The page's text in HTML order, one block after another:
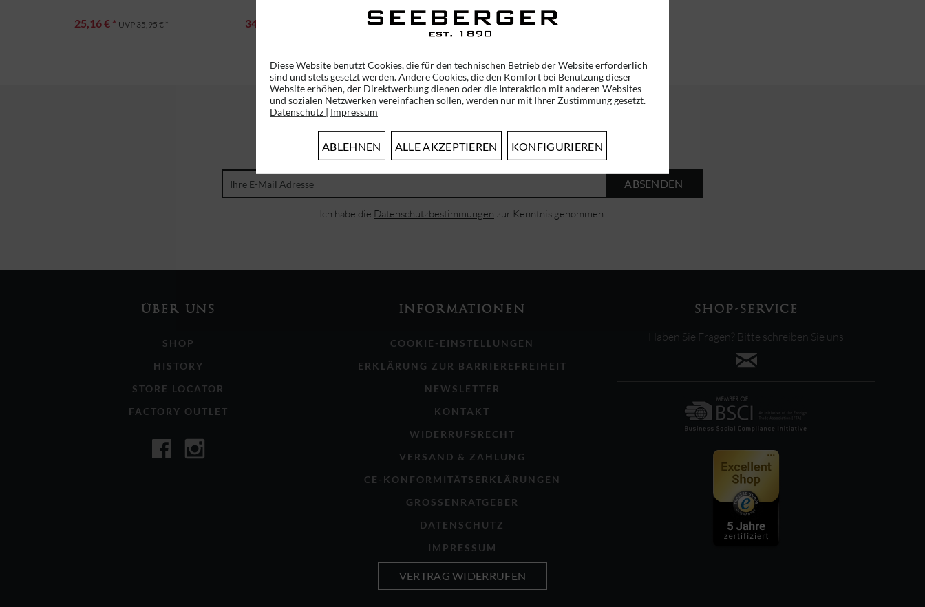
25,16 € * UVP35,95 € * 34,96 € *
ABONNIEREN SIE UNSEREN NEWSLETTER!
ERHALTEN SIE EINMALIG EINEN 5 EURO GUTSCHEIN
ABSENDEN
Ich habe die Datenschutzbestimmungen zur Kenntnis genommen.
ÜBER UNS
SHOP
HISTORY
STORE LOCATOR
FACTORY OUTLET
INFORMATIONEN
COOKIE-EINSTELLUNGEN
ERKLÄRUNG ZUR BARRIEREFREIHEIT
NEWSLETTER
KONTAKT
WIDERRUFSRECHT
VERSAND & ZAHLUNG
CE-KONFORMITÄTSERKLÄRUNGEN
GRÖSSENRATGEBER
DATENSCHUTZ
IMPRESSUM
VERTRAG WIDERRUFEN
SHOP-SERVICE
Haben Sie Fragen? Bitte schreiben Sie uns
Diese Website benutzt Cookies, die für den technischen Betrieb der Website erforderlich
sind und stets gesetzt werden. Andere Cookies, die den Komfort bei Benutzung dieser
Website erhöhen, der Direktwerbung dienen oder die Interaktion mit anderen Websites
und sozialen Netzwerken vereinfachen sollen, werden nur mit Ihrer Zustimmung gesetzt.
Datenschutz | Impressum
ABLEHNEN ALLE AKZEPTIEREN KONFIGURIEREN